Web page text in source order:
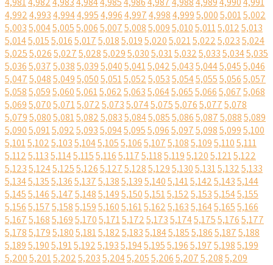
4,9924,9934,9944,9954,9964,9974,9984,9995,0005,0015,002
5,0035,0045,0055,0065,0075,0085,0095,0105,0115,0125,013
5,0145,0155,0165,0175,0185,0195,0205,0215,0225,0235,024
5,0255,0265,0275,0285,0295,0305,0315,0325,0335,0345,035
5,0365,0375,0385,0395,0405,0415,0425,0435,0445,0455,046
5,0475,0485,0495,0505,0515,0525,0535,0545,0555,0565,057
5,0585,0595,0605,0615,0625,0635,0645,0655,0665,0675,068
5,0695,0705,0715,0725,0735,0745,0755,0765,0775,078
5,0795,0805,0815,0825,0835,0845,0855,0865,0875,0885,089
5,0905,0915,0925,0935,0945,0955,0965,0975,0985,0995,100
5,1015,1025,1035,1045,1055,1065,1075,1085,1095,1105,111
5,1125,1135,1145,1155,1165,1175,1185,1195,1205,1215,122
5,1235,1245,1255,1265,1275,1285,1295,1305,1315,1325,133
5,1345,1355,1365,1375,1385,1395,1405,1415,1425,1435,144
5,1455,1465,1475,1485,1495,1505,1515,1525,1535,1545,155
5,1565,1575,1585,1595,1605,1615,1625,1635,1645,1655,166
5,1675,1685,1695,1705,1715,1725,1735,1745,1755,1765,177
5,1785,1795,1805,1815,1825,1835,1845,1855,1865,1875,188
5,1895,1905,1915,1925,1935,1945,1955,1965,1975,1985,199
5,2005,2015,2025,2035,2045,2055,2065,2075,2085,209